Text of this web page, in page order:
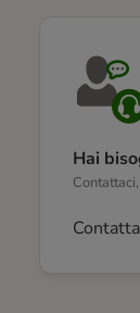
Hai